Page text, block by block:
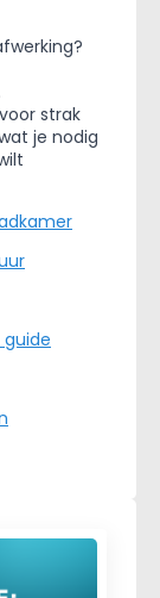
strak
je nodig